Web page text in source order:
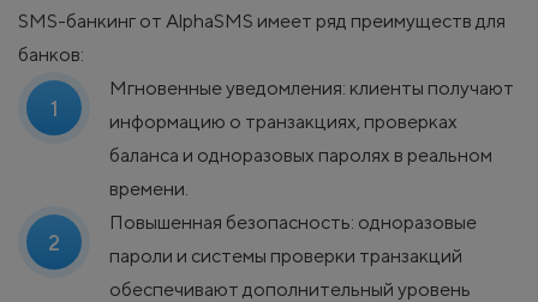
SMS-банкинг от AlphaSMS имеет ряд преимуществ для
банков:
Мгновенные уведомления: клиенты получают
информацию о транзакциях, проверках
баланса и одноразовых паролях в реальном
времени.
Повышенная безопасность: одноразовые
пароли и системы проверки транзакций
обеспечивают дополнительный уровень